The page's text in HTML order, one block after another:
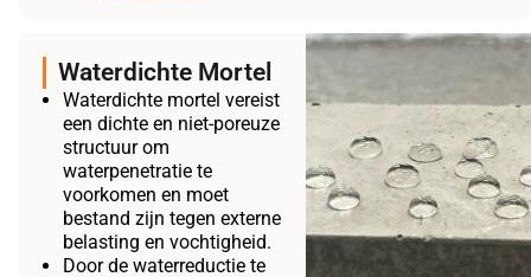
Waterdichte Mortel
Waterdichte mortel vereist
een dichte en niet-poreuze
structuur om
waterpenetratie te
voorkomen en moet
bestand zijn tegen externe
belasting en vochtigheid.
Door de waterreductie te